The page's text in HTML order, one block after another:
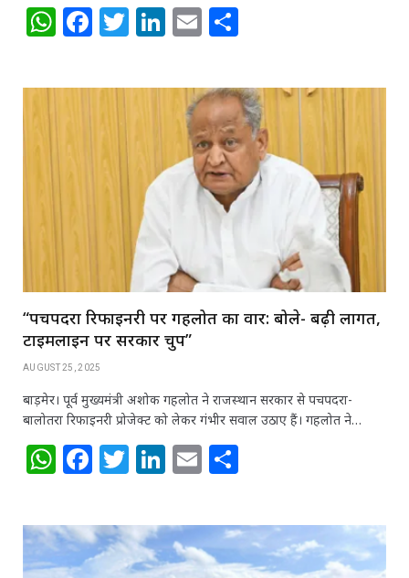
W
at
s
A
p
p
F
c
e
b
o
o
k
T
itt
e
r
Li
k
dI
n
E
ai
l
ar
e
“पचपदरा रिफाइनरी पर गहलोत का वार: बोले- बढ़ी लागत,
टाइमलाइन पर सरकार चुप”
AUGUST 25, 2025
बाड़मेर। पूर्व मुख्यमंत्री अशोक गहलोत ने राजस्थान सरकार से पचपदरा-
बालोतरा रिफाइनरी प्रोजेक्ट को लेकर गंभीर सवाल उठाए हैं। गहलोत ने…
W
at
s
F
c
e
T
itt
e
Li
k
e
E
ai
l
ar
e